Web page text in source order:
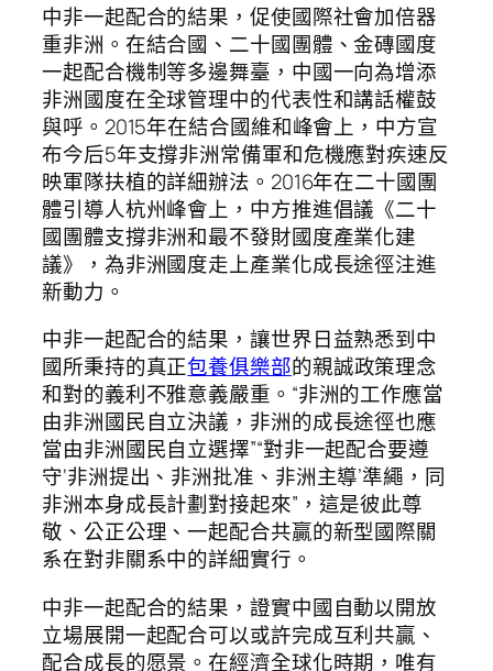
中非一起配合的結果，促使國際社會加倍器
重非洲。在結合國、二十國團體、金磚國度
一起配合機制等多邊舞臺，中國一向為增添
非洲國度在全球管理中的代表性和講話權鼓
與呼。2015年在結合國維和峰會上，中方宣
布今后5年支撐非洲常備軍和危機應對疾速反
映軍隊扶植的詳細辦法。2016年在二十國團
體引導人杭州峰會上，中方推進倡議《二十
國團體支撐非洲和最不發財國度產業化建
議》，為非洲國度走上產業化成長途徑注進
新動力。
中非一起配合的結果，讓世界日益熟悉到中
國所秉持的真正包養俱樂部的親誠政策理念
和對的義利不雅意義嚴重。“非洲的工作應當
由非洲國民自立決議，非洲的成長途徑也應
當由非洲國民自立選擇”“對非一起配合要遵
守‘非洲提出、非洲批准、非洲主導’準繩，同
非洲本身成長計劃對接起來”，這是彼此尊
敬、公正公理、一起配合共贏的新型國際關
系在對非關系中的詳細實行。
中非一起配合的結果，證實中國自動以開放
立場展開一起配合可以或許完成互利共贏、
配合成長的愿景。在經濟全球化時期，唯有